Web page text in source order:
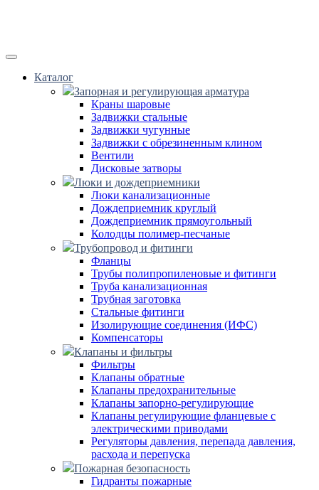
Каталог
Запорная и регулирующая арматура
Краны шаровые
Задвижки стальные
Задвижки чугунные
Задвижки с обрезиненным клином
Вентили
Дисковые затворы
Люки и дождеприемники
Люки канализационные
Дождеприемник круглый
Дождеприемник прямоугольный
Колодцы полимер-песчаные
Трубопровод и фитинги
Фланцы
Трубы полипропиленовые и фитинги
Труба канализационная
Трубная заготовка
Стальные фитинги
Изолирующие соединения (ИФС)
Компенсаторы
Клапаны и фильтры
Фильтры
Клапаны обратные
Клапаны предохранительные
Клапаны запорно-регулирующие
Клапаны регулирующие фланцевые с
электрическими приводами
Регуляторы давления, перепада давления,
расхода и перепуска
Пожарная безопасность
Гидранты пожарные